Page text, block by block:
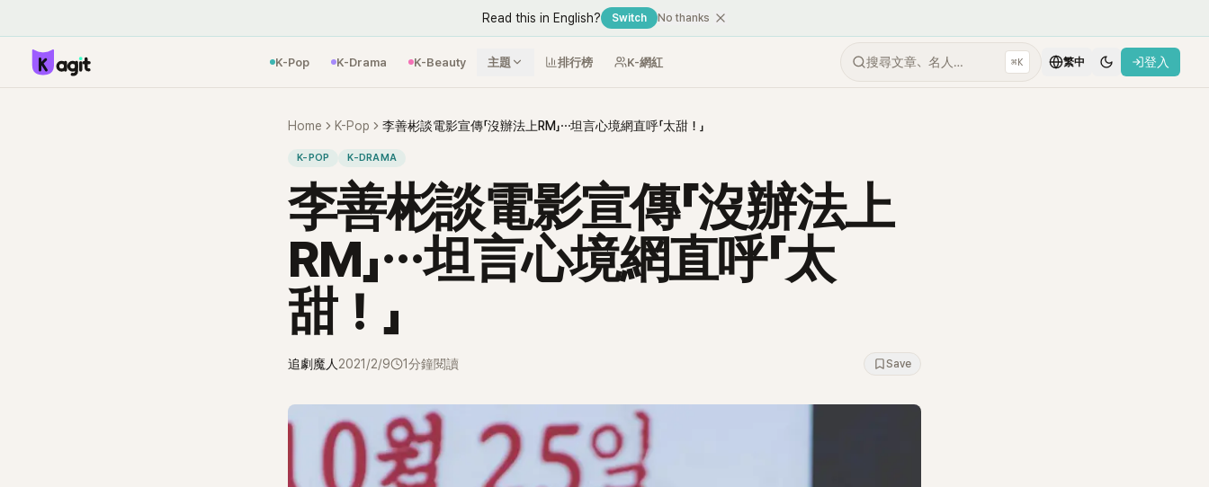
Read this in English? Switch No thanks
K-Pop K-Drama K-Beauty 主題 排行榜 K-網紅 搜尋文章、名人… ⌘K 繁中 登入
Home K-Pop 李善彬談電影宣傳「沒辦法上RM」⋯坦言心境網直呼「太甜！」
K-POP K-DRAMA
李善彬談電影宣傳「沒辦法上
RM」⋯坦言心境網直呼「太
甜！」
追劇魔人 2021/2/9 1分鐘閱讀 Save